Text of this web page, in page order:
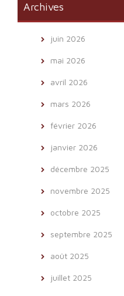
Archives
juin 2026
mai 2026
avril 2026
mars 2026
février 2026
janvier 2026
décembre 2025
novembre 2025
octobre 2025
septembre 2025
août 2025
juillet 2025